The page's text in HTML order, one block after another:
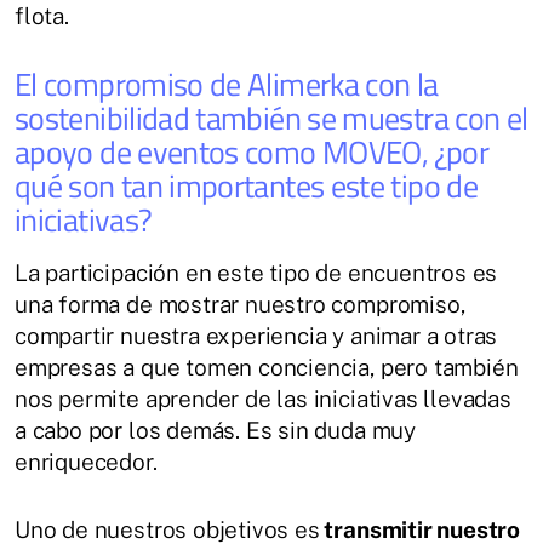
flota.
El compromiso de Alimerka con la
sostenibilidad también se muestra con el
apoyo de eventos como MOVEO, ¿por
qué son tan importantes este tipo de
iniciativas?
La participación en este tipo de encuentros es
una forma de mostrar nuestro compromiso,
compartir nuestra experiencia y animar a otras
empresas a que tomen conciencia, pero también
nos permite aprender de las iniciativas llevadas
a cabo por los demás. Es sin duda muy
enriquecedor.
Uno de nuestros objetivos estransmitir nuestro